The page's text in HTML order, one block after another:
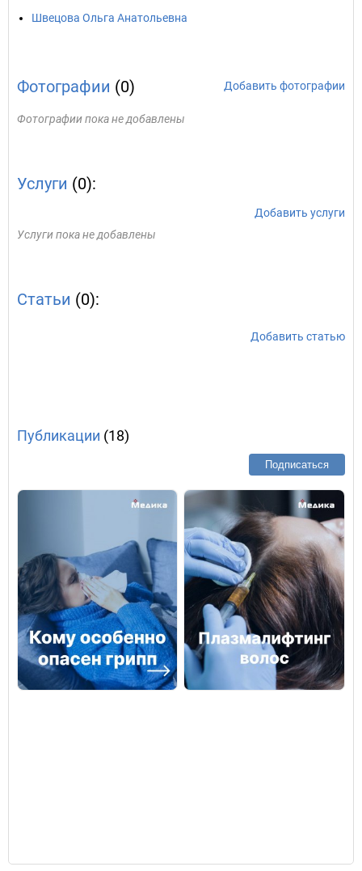
Швецова Ольга Анатольевна
Фотографии (0) Добавить фотографии
Фотографии пока не добавлены
Услуги (0):
Добавить услуги
Услуги пока не добавлены
Статьи (0):
Добавить статью
Публикации (18)
Подписаться